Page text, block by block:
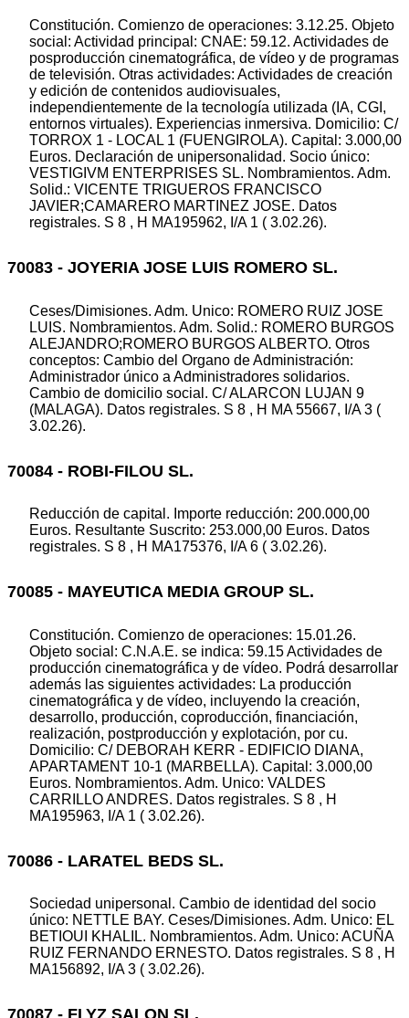
Constitución. Comienzo de operaciones: 3.12.25. Objeto
social: Actividad principal: CNAE: 59.12. Actividades de
posproducción cinematográfica, de vídeo y de programas
de televisión. Otras actividades: Actividades de creación
y edición de contenidos audiovisuales,
independientemente de la tecnología utilizada (IA, CGI,
entornos virtuales). Experiencias inmersiva. Domicilio: C/
TORROX 1 - LOCAL 1 (FUENGIROLA). Capital: 3.000,00
Euros. Declaración de unipersonalidad. Socio único:
VESTIGIVM ENTERPRISES SL. Nombramientos. Adm.
Solid.: VICENTE TRIGUEROS FRANCISCO
JAVIER;CAMARERO MARTINEZ JOSE. Datos
registrales. S 8 , H MA195962, I/A 1 ( 3.02.26).
70083 - JOYERIA JOSE LUIS ROMERO SL.
Ceses/Dimisiones. Adm. Unico: ROMERO RUIZ JOSE
LUIS. Nombramientos. Adm. Solid.: ROMERO BURGOS
ALEJANDRO;ROMERO BURGOS ALBERTO. Otros
conceptos: Cambio del Organo de Administración:
Administrador único a Administradores solidarios.
Cambio de domicilio social. C/ ALARCON LUJAN 9
(MALAGA). Datos registrales. S 8 , H MA 55667, I/A 3 (
3.02.26).
70084 - ROBI-FILOU SL.
Reducción de capital. Importe reducción: 200.000,00
Euros. Resultante Suscrito: 253.000,00 Euros. Datos
registrales. S 8 , H MA175376, I/A 6 ( 3.02.26).
70085 - MAYEUTICA MEDIA GROUP SL.
Constitución. Comienzo de operaciones: 15.01.26.
Objeto social: C.N.A.E. se indica: 59.15 Actividades de
producción cinematográfica y de vídeo. Podrá desarrollar
además las siguientes actividades: La producción
cinematográfica y de vídeo, incluyendo la creación,
desarrollo, producción, coproducción, financiación,
realización, postproducción y explotación, por cu.
Domicilio: C/ DEBORAH KERR - EDIFICIO DIANA,
APARTAMENT 10-1 (MARBELLA). Capital: 3.000,00
Euros. Nombramientos. Adm. Unico: VALDES
CARRILLO ANDRES. Datos registrales. S 8 , H
MA195963, I/A 1 ( 3.02.26).
70086 - LARATEL BEDS SL.
Sociedad unipersonal. Cambio de identidad del socio
único: NETTLE BAY. Ceses/Dimisiones. Adm. Unico: EL
BETIOUI KHALIL. Nombramientos. Adm. Unico: ACUÑA
RUIZ FERNANDO ERNESTO. Datos registrales. S 8 , H
MA156892, I/A 3 ( 3.02.26).